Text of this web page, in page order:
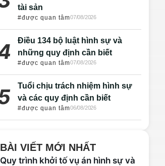
tài sản
#được quan tâm07/08/2026
Điều 134 bộ luật hình sự và
những quy định cần biết
#được quan tâm07/08/2026
Tuổi chịu trách nhiệm hình sự
và các quy định cần biết
#được quan tâm06/08/2026
BÀI VIẾT MỚI NHẤT
Quy trình khởi tố vụ án hình sự và